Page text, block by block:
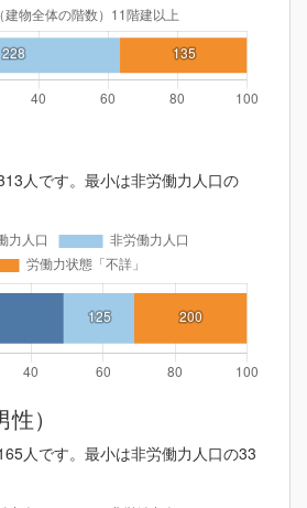
人です。最小は非労働力人口の
）
人です。最小は非労働力人口の33